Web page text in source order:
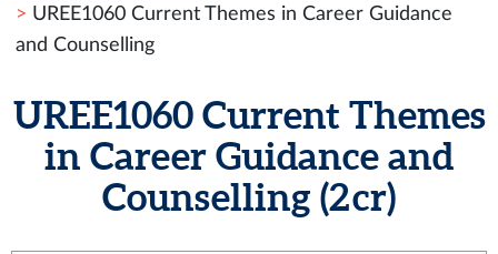
UREE1060 Current Themes in Career Guidance
and Counselling
UREE1060 Current Themes
in Career Guidance and
Counselling (2 cr)